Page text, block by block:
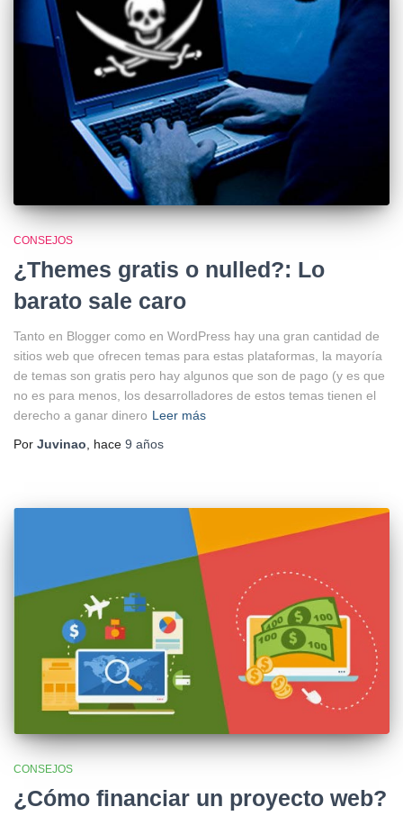
CONSEJOS
¿Themes gratis o nulled?: Lo
barato sale caro
Tanto en Blogger como en WordPress hay una gran cantidad de
sitios web que ofrecen temas para estas plataformas, la mayoría
de temas son gratis pero hay algunos que son de pago (y es que
no es para menos, los desarrolladores de estos temas tienen el
derecho a ganar dinero Leer más
Por Juvinao, hace 9 años
CONSEJOS
¿Cómo financiar un proyecto web?